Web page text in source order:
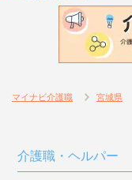
マイナビ介護職 宮城県
介護職・ヘルパー